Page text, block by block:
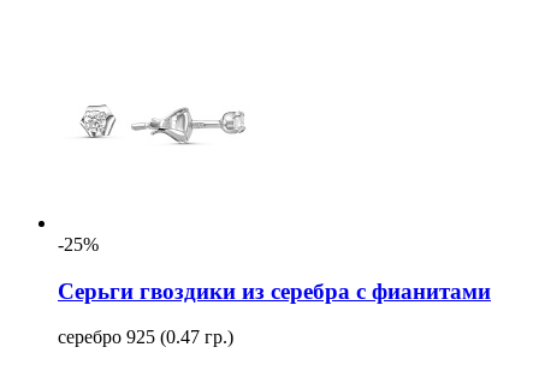
-25%
Серьги гвоздики из серебра с фианитами
серебро 925 (0.47 гр.)